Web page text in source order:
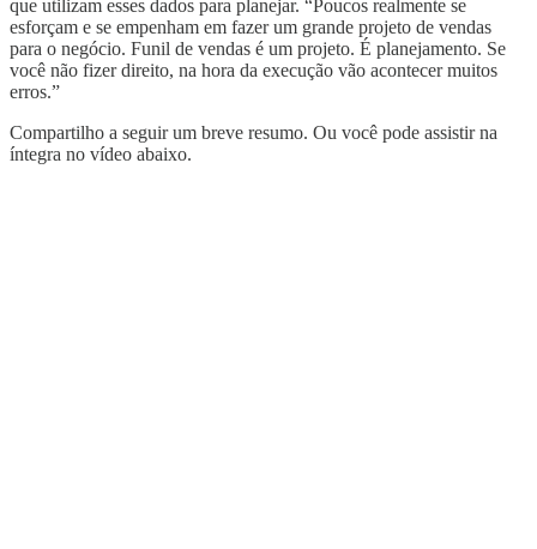
que utilizam esses dados para planejar. “Poucos realmente se
esforçam e se empenham em fazer um grande projeto de vendas
para o negócio. Funil de vendas é um projeto. É planejamento. Se
você não fizer direito, na hora da execução vão acontecer muitos
erros.”
Compartilho a seguir um breve resumo. Ou você pode assistir na
íntegra no vídeo abaixo.